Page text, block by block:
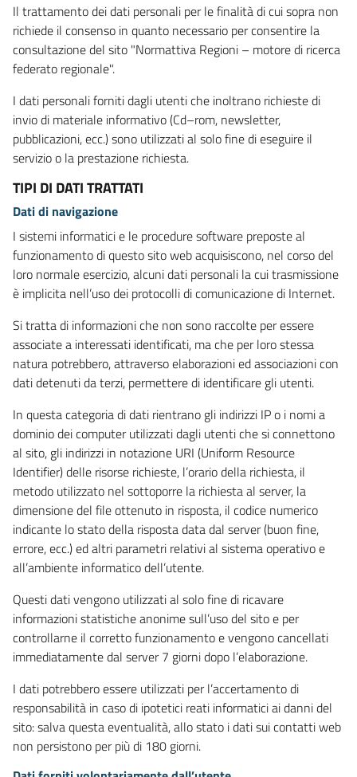
Il trattamento dei dati personali per le finalità di cui sopra non
richiede il consenso in quanto necessario per consentire la
consultazione del sito "Normattiva Regioni – motore di ricerca
federato regionale".
I dati personali forniti dagli utenti che inoltrano richieste di
invio di materiale informativo (Cd–rom, newsletter,
pubblicazioni, ecc.) sono utilizzati al solo fine di eseguire il
servizio o la prestazione richiesta.
TIPI DI DATI TRATTATI
Dati di navigazione
I sistemi informatici e le procedure software preposte al
funzionamento di questo sito web acquisiscono, nel corso del
loro normale esercizio, alcuni dati personali la cui trasmissione
è implicita nell’uso dei protocolli di comunicazione di Internet.
Si tratta di informazioni che non sono raccolte per essere
associate a interessati identificati, ma che per loro stessa
natura potrebbero, attraverso elaborazioni ed associazioni con
dati detenuti da terzi, permettere di identificare gli utenti.
In questa categoria di dati rientrano gli indirizzi IP o i nomi a
dominio dei computer utilizzati dagli utenti che si connettono
al sito, gli indirizzi in notazione URI (Uniform Resource
Identifier) delle risorse richieste, l’orario della richiesta, il
metodo utilizzato nel sottoporre la richiesta al server, la
dimensione del file ottenuto in risposta, il codice numerico
indicante lo stato della risposta data dal server (buon fine,
errore, ecc.) ed altri parametri relativi al sistema operativo e
all’ambiente informatico dell’utente.
Questi dati vengono utilizzati al solo fine di ricavare
informazioni statistiche anonime sull’uso del sito e per
controllarne il corretto funzionamento e vengono cancellati
immediatamente dal server 7 giorni dopo l’elaborazione.
I dati potrebbero essere utilizzati per l’accertamento di
responsabilità in caso di ipotetici reati informatici ai danni del
sito: salva questa eventualità, allo stato i dati sui contatti web
non persistono per più di 180 giorni.